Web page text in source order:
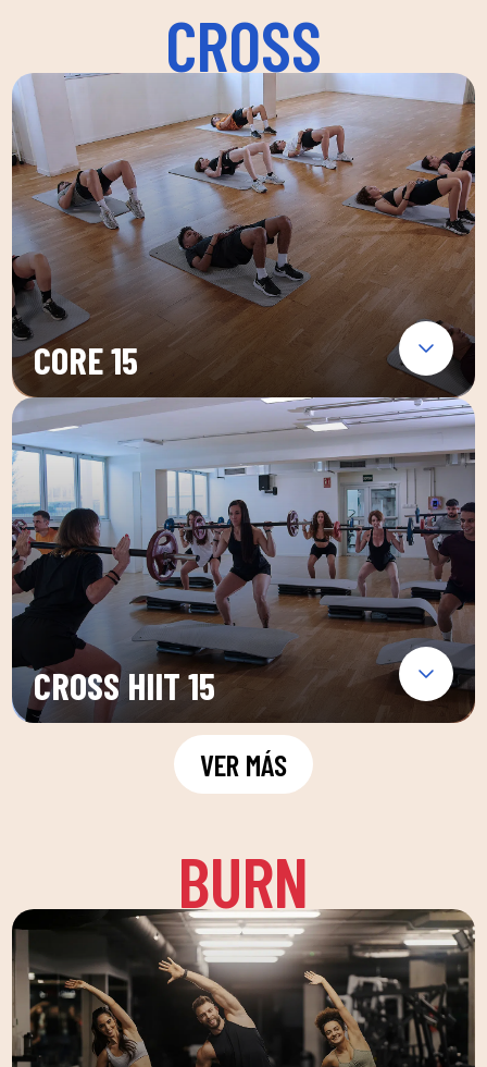
CROSS
CORE 15
CROSS HIIT 15
VER MÁS
BURN